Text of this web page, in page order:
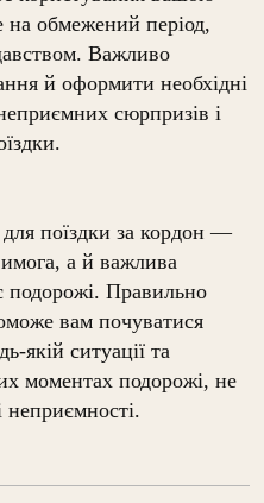
обмежений період,
Важливо
й оформити необхідні
сюрпризів і
поїздки за кордон —
а й важлива
подорожі. Правильно
вам почуватися
якій ситуації та
моментах подорожі, не